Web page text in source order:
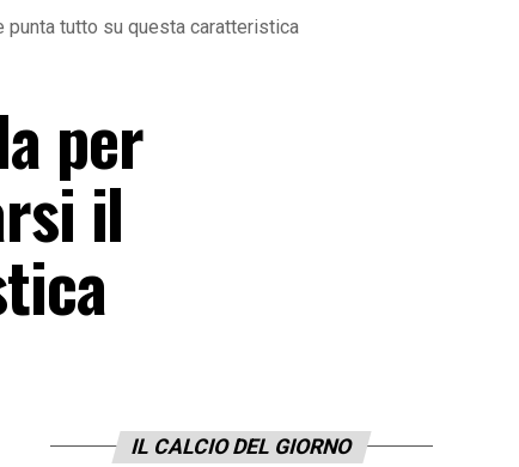
tutto su questa caratteristica
per
il
IL CALCIO DEL GIORNO